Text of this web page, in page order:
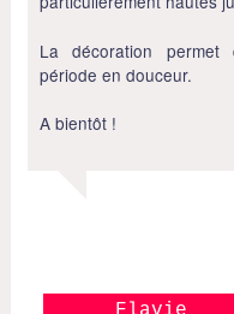
La décoration
période en douceur.
A bientôt !